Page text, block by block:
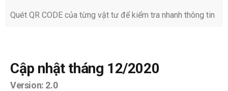
Quét QR CODE của từng vật tư để kiểm tra nhanh thông tin
Cập nhật tháng 12/2020
Version: 2.0